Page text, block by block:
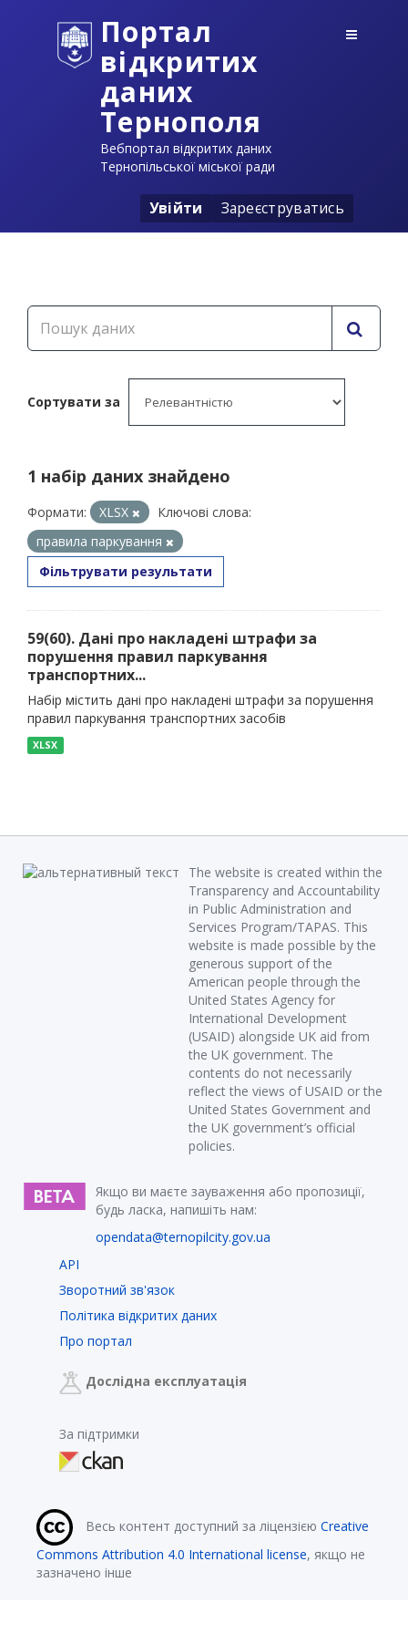
Портал
відкритих
даних
Тернополя
Вебпортал відкритих даних
Тернопільської міської ради
Увійти Зареєструватись
Сортувати за
1 набір даних знайдено
Формати: XLSX
Ключові слова:
правила паркування
Фільтрувати результати
59(60). Дані про накладені штрафи за
порушення правил паркування
транспортних...
Набір містить дані про накладені штрафи за порушення
правил паркування транспортних засобів
XLSX
The website is created within the
Transparency and Accountability
in Public Administration and
Services Program/TAPAS. This
website is made possible by the
generous support of the
American people through the
United States Agency for
International Development
(USAID) alongside UK aid from
the UK government. The
contents do not necessarily
reflect the views of USAID or the
United States Government and
the UK government’s official
policies.
Якщо ви маєте зауваження або пропозиції,
будь ласка, напишіть нам:
opendata@ternopilcity.gov.ua
API
Зворотний зв'язок
Політика відкритих даних
Про портал
Дослідна експлуатація
За підтримки
Весь контент доступний за ліцензією Creative
Commons Attribution 4.0 International license, якщо не
зазначено інше